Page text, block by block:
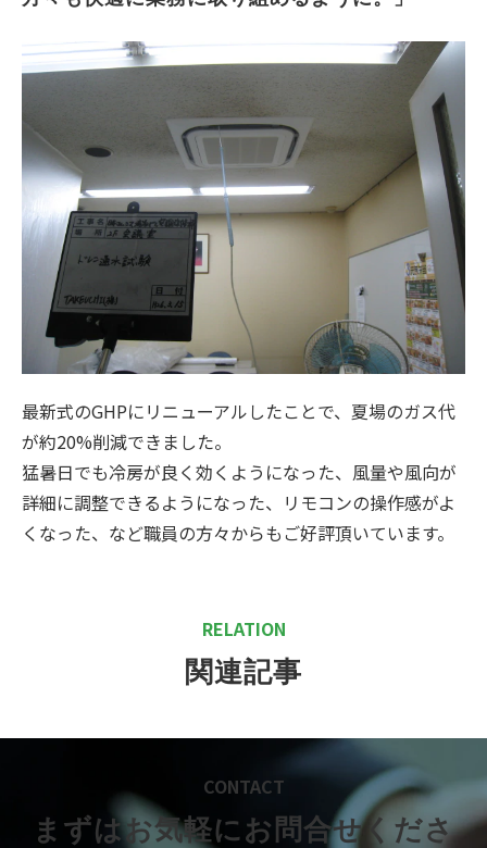
最新式のGHPにリニューアルしたことで、夏場のガス代
が約20%削減できました。
猛暑日でも冷房が良く効くようになった、風量や風向が
詳細に調整できるようになった、リモコンの操作感がよ
くなった、など職員の方々からもご好評頂いています。
RELATION
関連記事
CONTACT
まずはお気軽にお問合せくださ